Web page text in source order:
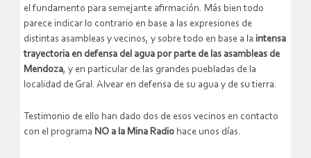
el fundamento para semejante afirmación. Más bien todo
parece indicar lo contrario en base a las expresiones de
distintas asambleas y vecinos, y sobre todo en base a la intensa
trayectoria en defensa del agua por parte de las asambleas de
Mendoza, y en particular de las grandes puebladas de la
localidad de Gral. Alvear en defensa de su agua y de su tierra.
Testimonio de ello han dado dos de esos vecinos en contacto
con el programa NO a la Mina Radio hace unos días.